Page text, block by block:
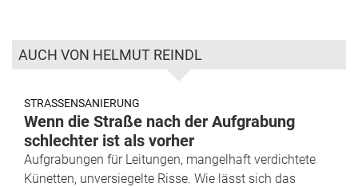
AUCH VON HELMUT REINDL
STRASSENSANIERUNG
Wenn die Straße nach der Aufgrabung
schlechter ist als vorher
Aufgrabungen für Leitungen, mangelhaft verdichtete
Künetten, unversiegelte Risse. Wie lässt sich das